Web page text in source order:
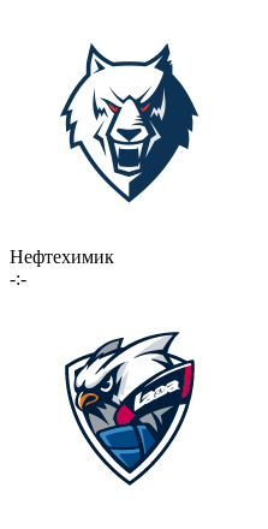
Нефтехимик
-:-